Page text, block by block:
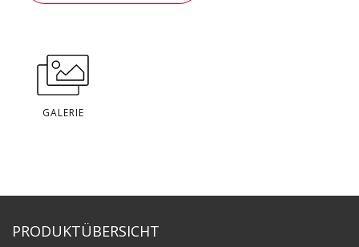
GALERIE
PRODUKTÜBERSICHT